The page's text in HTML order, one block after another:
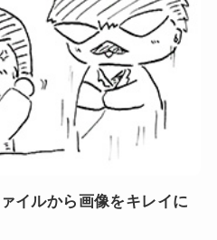
イルから画像をキレイに